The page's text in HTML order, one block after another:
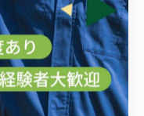
働き方解説